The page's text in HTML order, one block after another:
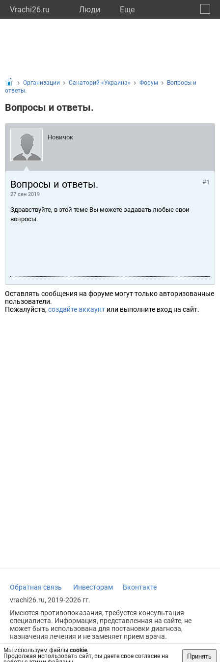
Vrachi26.ru Люди Eще
Мы используем файлы cookie.
Продолжая использовать сайт, вы даете свое согласие на
Принять
Организации Санаторий «Украина» Форум
Вопросы и
ответы.
Вопросы и ответы.
Новичок
Вопросы и ответы.
27 сен 2019
#1
Здравствуйте, в этой теме Вы можете задавать любые свои
вопросы.
Оставлять сообщения на форуме могут только авторизованные
пользователи.
Пожалуйста, создайте аккаунт или выполните вход на сайт.
Обратная связь Инвесторам
Вконтакте
vrachi26.ru, 2019-2026 гг.
Имеются противопоказания, требуется консультация
специалиста. Информация, представленная на сайте, не
может быть использована для постановки диагноза,
назначения лечения и не заменяет прием врача.
Возрастное ограничение: 18+